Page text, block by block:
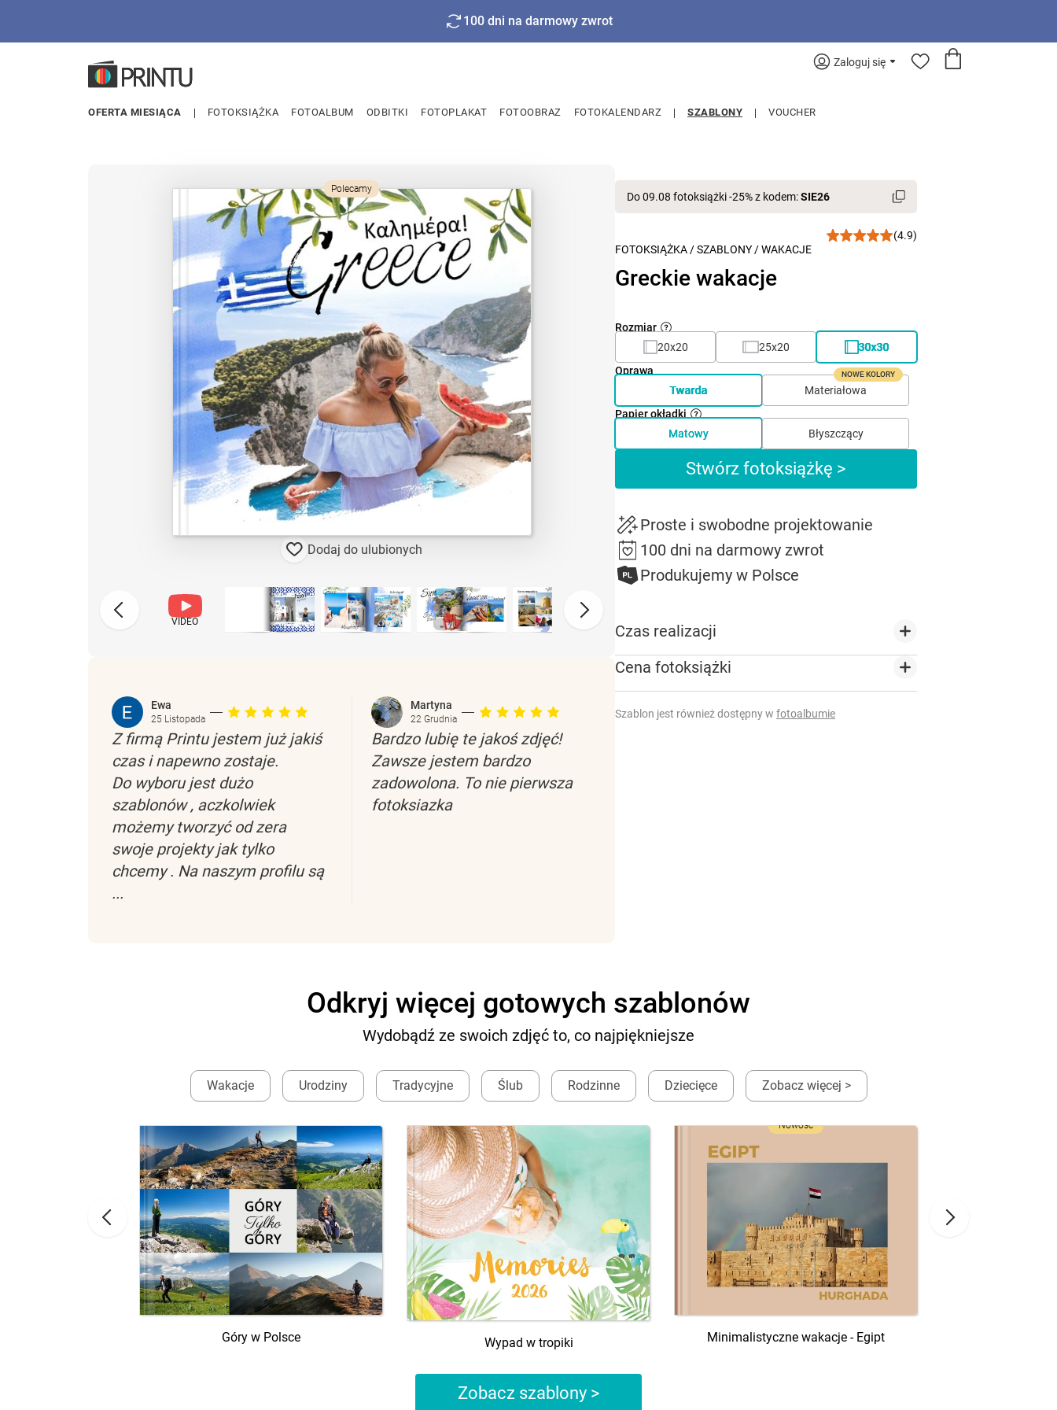
100 dni na darmowy zwrot
Zaloguj się
OFERTA MIESIĄCA FOTOKSIĄŻKA FOTOALBUM ODBITKI FOTOPLAKAT FOTOOBRAZ FOTOKALENDARZ SZABLONY VOUCHER
Polecamy
Dodaj do ulubionych
VIDEO
Ewa
25 Listopada
Z firmą Printu jestem już jakiś
czas i napewno zostaje.
Do wyboru jest dużo
szablonów , aczkolwiek
możemy tworzyć od zera
swoje projekty jak tylko
chcemy . Na naszym profilu są
...
Martyna
22 Grudnia
Bardzo lubię te jakoś zdjęć!
Zawsze jestem bardzo
zadowolona. To nie pierwsza
fotoksiazka
Do 09.08 fotoksiążki -25% z kodem:SIE26
FOTOKSIĄŻKA /SZABLONY /WAKACJE
(4.9)
Greckie wakacje
Rozmiar
20x20
25x20
30x30
Oprawa
Twarda
Materiałowa
NOWE KOLORY
Papier okładki
Matowy
Błyszczący
Stwórz fotoksiążkę >
Proste i swobodne projektowanie
100 dni na darmowy zwrot
Produkujemy w Polsce
Czas realizacji
Cena fotoksiążki
Szablon jest również dostępny w fotoalbumie
Odkryj więcej gotowych szablonów
Wydobądź ze swoich zdjęć to, co najpiękniejsze
Wakacje Urodziny Tradycyjne Ślub Rodzinne Dziecięce Zobacz więcej >
Góry w Polsce Wypad w tropiki
Nowość
Minimalistyczne wakacje - Egipt
Zobacz szablony >